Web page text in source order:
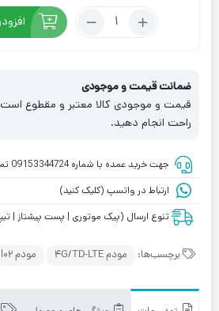
تعداد:
LTE
HUAWEI
HWS33
ضمانت قیمت و موجودی
قیمت و موجودی کالا معتبر و مقطوع
راحت انجام دهید.
جهت خرید عمده با شماره 09153344724 تماس بگیرید.
ارتباط در واتسپ (کلیک کنید)
تنوع ارسال (پیک موتوری | پست پیشتاز |
برچسب‌ها: مودم 4G/TD-LTE مودم l02